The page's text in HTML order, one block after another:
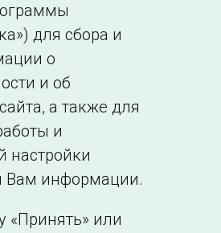
новости
Филиалы и
представительства
для сбора и
о
и об
а также для
и
настройки
Вам информации.
«Принять» или